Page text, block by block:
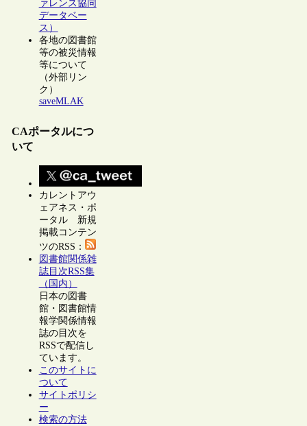
ァレンス協同
データベー
ス）
各地の図書館
等の被災情報
等について
（外部リン
ク）
saveMLAK
CAポータルにつ
いて
カレントアウ
ェアネス・ポ
ータル 新規
掲載コンテン
ツのRSS：
図書館関係雑
誌目次RSS集
（国内）
日本の図書
館・図書館情
報学関係情報
誌の目次を
RSSで配信し
ています。
このサイトに
ついて
サイトポリシ
ー
検索の方法